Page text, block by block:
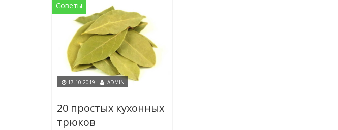
Советы
17.10.2019 ADMIN
20 простых кухонных
трюков